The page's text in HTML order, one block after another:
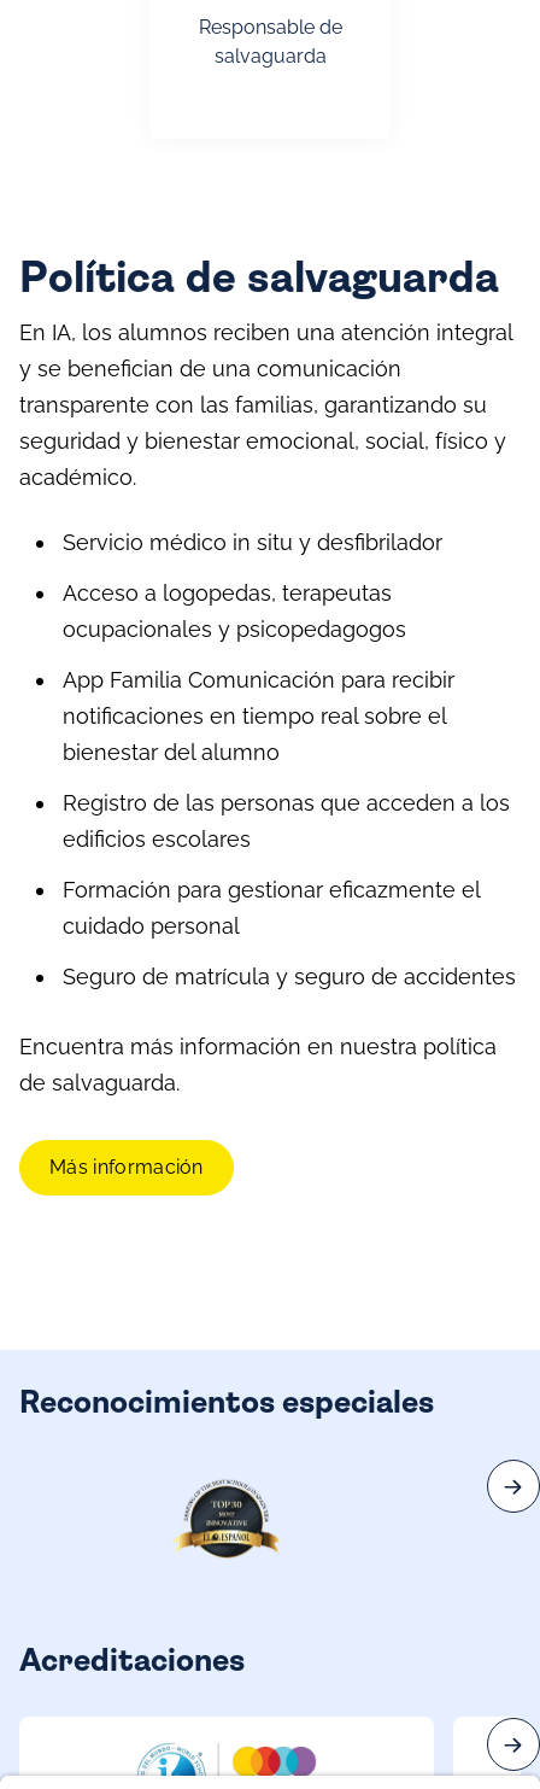
Responsable de
salvaguarda
Política de salvaguarda
En IA, los alumnos reciben una atención integral
y se benefician de una comunicación
transparente con las familias, garantizando su
seguridad y bienestar emocional, social, físico y
académico.
Servicio médico in situ y desfibrilador
Acceso a logopedas, terapeutas
ocupacionales y psicopedagogos
App Familia Comunicación para recibir
notificaciones en tiempo real sobre el
bienestar del alumno
Registro de las personas que acceden a los
edificios escolares
Formación para gestionar eficazmente el
cuidado personal
Seguro de matrícula y seguro de accidentes
Encuentra más información en nuestra política
de salvaguarda.
Más información
Reconocimientos especiales
Acreditaciones